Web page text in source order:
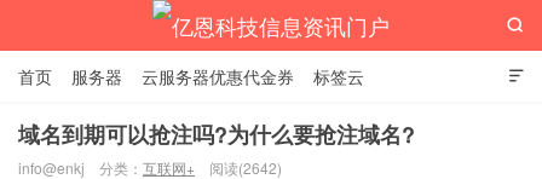

首页 服务器 云服务器优惠代金券 标签云

域名到期可以抢注吗?为什么要抢注域名?
info@enkj 分类： 互联网+ 阅读(2642)